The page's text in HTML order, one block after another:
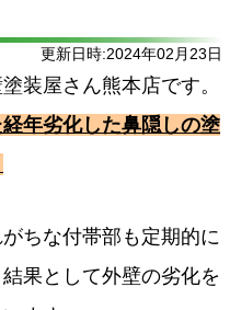
更新日時:2024年02月23日
装屋さん熊本店です。
年劣化した鼻隠しの塗
ちな付帯部も定期的に
果として外壁の劣化を